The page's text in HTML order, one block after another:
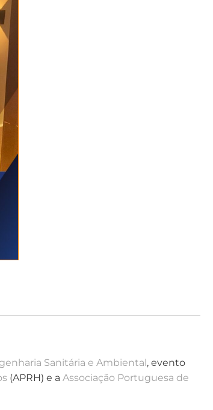
Sanitária e Ambiental , evento
(APRH) e a Associação Portuguesa de